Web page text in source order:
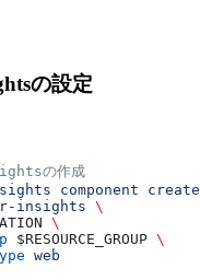
の設定
の作成
component create
insights \
\
$RESOURCE_GROUP \
web